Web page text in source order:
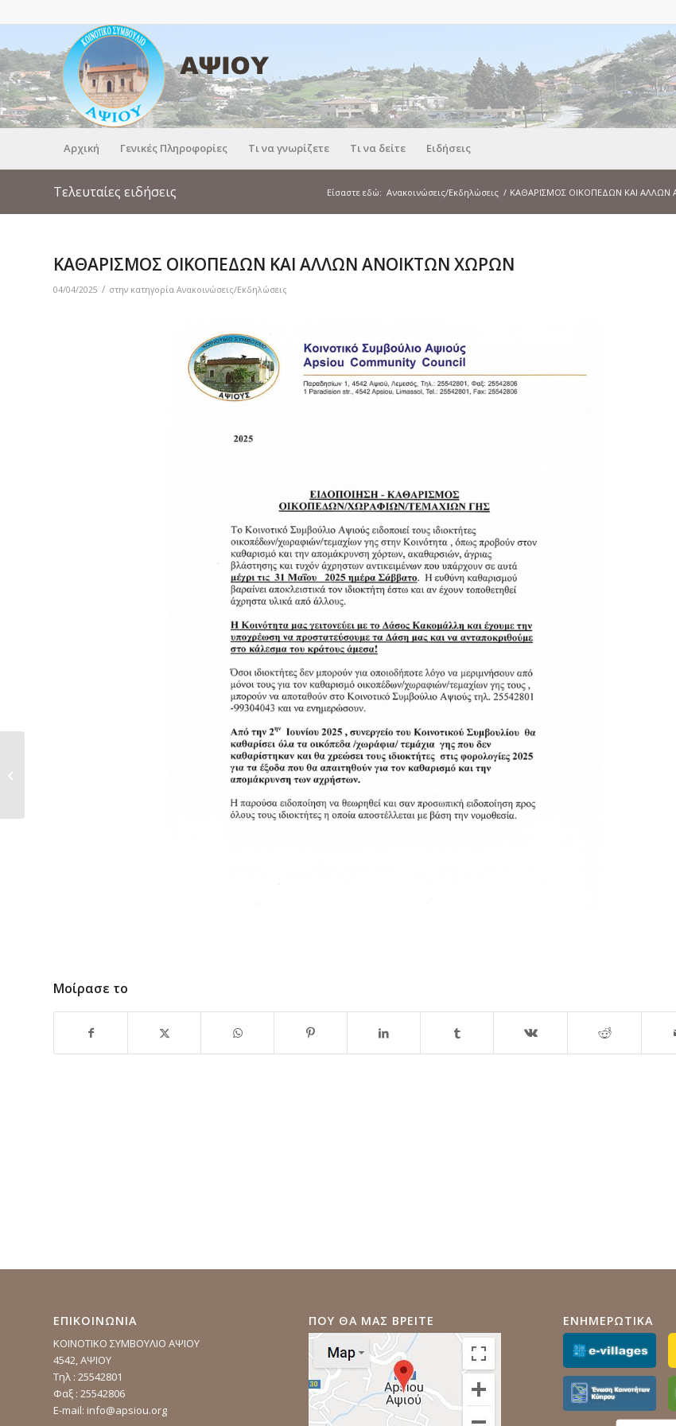
Αρχική Γενικές Πληροφορίες Τι να γνωρίζετε Τι να δείτε Ειδήσεις
Τελευταίες ειδήσεις Είσαστε εδώ: Ανακοινώσεις/Εκδηλώσεις / ΚΑΘΑΡΙΣΜΟΣ ΟΙΚΟΠΕΔΩΝ ΚΑΙ ΑΛΛΩΝ
ΚΑΘΑΡΙΣΜΟΣ ΟΙΚΟΠΕΔΩΝ ΚΑΙ ΑΛΛΩΝ ΑΝΟΙΚΤΩΝ ΧΩΡΩΝ
04/04/2025 / στην κατηγορία Ανακοινώσεις/Εκδηλώσεις
Μοίρασε το
ΕΠΙΚΟΙΝΩΝΙΑ
ΚΟΙΝΟΤΙΚΟ ΣΥΜΒΟΥΛΙΟ ΑΨΙΟΥ
4542, ΑΨΙΟΥ
Τηλ : 25542801
Φαξ : 25542806
E-mail: info@apsiou.org
ΠΟΥ ΘΑ ΜΑΣ ΒΡΕΙΤΕ ΕΝΗΜΕΡΩΤΙΚΑ